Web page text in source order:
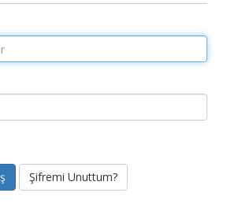
Şifremi Unuttum?